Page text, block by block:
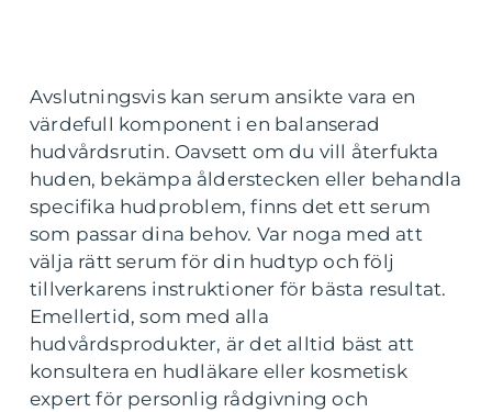
Avslutningsvis kan serum ansikte vara en
värdefull komponent i en balanserad
hudvårdsrutin. Oavsett om du vill återfukta
huden, bekämpa ålderstecken eller behandla
specifika hudproblem, finns det ett serum
som passar dina behov. Var noga med att
välja rätt serum för din hudtyp och följ
tillverkarens instruktioner för bästa resultat.
Emellertid, som med alla
hudvårdsprodukter, är det alltid bäst att
konsultera en hudläkare eller kosmetisk
expert för personlig rådgivning och